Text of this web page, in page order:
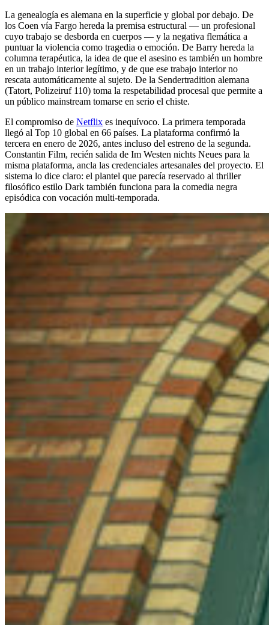
La genealogía es alemana en la superficie y global por debajo. De
los Coen vía Fargo hereda la premisa estructural — un profesional
cuyo trabajo se desborda en cuerpos — y la negativa flemática a
puntuar la violencia como tragedia o emoción. De Barry hereda la
columna terapéutica, la idea de que el asesino es también un hombre
en un trabajo interior legítimo, y de que ese trabajo interior no
rescata automáticamente al sujeto. De la Sendertradition alemana
(Tatort, Polizeiruf 110) toma la respetabilidad procesal que permite a
un público mainstream tomarse en serio el chiste.
El compromiso de Netflix es inequívoco. La primera temporada
llegó al Top 10 global en 66 países. La plataforma confirmó la
tercera en enero de 2026, antes incluso del estreno de la segunda.
Constantin Film, recién salida de Im Westen nichts Neues para la
misma plataforma, ancla las credenciales artesanales del proyecto. El
sistema lo dice claro: el plantel que parecía reservado al thriller
filosófico estilo Dark también funciona para la comedia negra
episódica con vocación multi-temporada.